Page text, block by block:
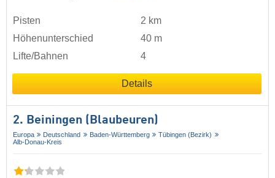
Pisten
2 km
Höhenunterschied
40 m
Lifte/Bahnen
4
Details
2. Beiningen (Blaubeuren)
Europa Deutschland Baden-Württemberg
Tübingen (Bezirk)
Alb-Donau-Kreis